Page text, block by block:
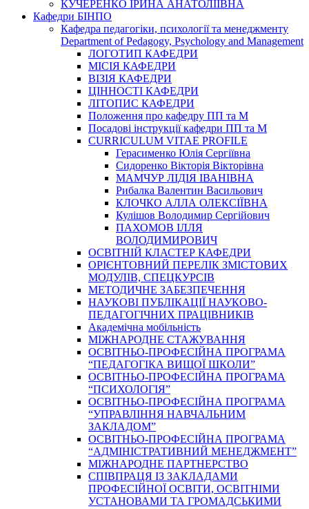
КУЧЕРЕНКО ІРИНА АНАТОЛІЇВНА
Кафедри БІНПО
Кафедра педагогіки, психології та менеджменту
Department of Pedagogy, Psychology and Management
ЛОГОТИП КАФЕДРИ
МІСІЯ КАФЕДРИ
ВІЗІЯ КАФЕДРИ
ЦІННОСТІ КАФЕДРИ
ЛІТОПИС КАФЕДРИ
Положення про кафедру ПП та М
Посадові інструкції кафедри ПП та М
CURRICULUM VITAE PROFILE
Герасименко Юлія Сергіївна
Сидоренко Вікторія Вікторівна
МАМЧУР ЛІДІЯ ІВАНІВНА
Рибалка Валентин Васильович
КЛОЧКО АЛЛА ОЛЕКСІЇВНА
Кулішов Володимир Сергійович
ПАХОМОВ ІЛЛЯ
ВОЛОДИМИРОВИЧ
ОСВІТНІЙ КЛАСТЕР КАФЕДРИ
ОРІЄНТОВНИЙ ПЕРЕЛІК ЗМІСТОВИХ
МОДУЛІВ, СПЕЦКУРСІВ
МЕТОДИЧНЕ ЗАБЕЗПЕЧЕННЯ
НАУКОВІ ПУБЛІКАЦІЇ НАУКОВО-
ПЕДАГОГІЧНИХ ПРАЦІВНИКІВ
Академічна мобільність
МІЖНАРОДНЕ СТАЖУВАННЯ
ОСВІТНЬО-ПРОФЕСІЙНА ПРОГРАМА
“ПЕДАГОГІКА ВИЩОЇ ШКОЛИ”
ОСВІТНЬО-ПРОФЕСІЙНА ПРОГРАМА
“ПСИХОЛОГІЯ”
ОСВІТНЬО-ПРОФЕСІЙНА ПРОГРАМА
“УПРАВЛІННЯ НАВЧАЛЬНИМ
ЗАКЛАДОМ”
ОСВІТНЬО-ПРОФЕСІЙНА ПРОГРАМА
“АДМІНІСТРАТИВНИЙ МЕНЕДЖМЕНТ”
МІЖНАРОДНЕ ПАРТНЕРСТВО
СПІВПРАЦЯ ІЗ ЗАКЛАДАМИ
ПРОФЕСІЙНОЇ ОСВІТИ, ОСВІТНІМИ
УСТАНОВАМИ ТА ГРОМАДСЬКИМИ